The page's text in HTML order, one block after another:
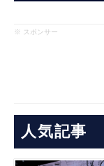
※ スポンサー
人気記事